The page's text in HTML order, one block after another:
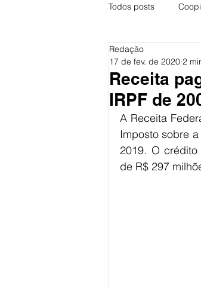
Todos posts
Geral
Coronavírus
Esportes
Receita
IRPF de
Redação
17 de fev. de 2020 2
A Receita
Imposto sobre
2019. O
de R$ 297